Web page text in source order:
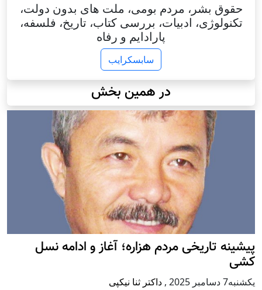
حقوق بشر، مردم بومی، ملت های بدون دولت،
تکنولوژی، ادبیات، بررسی کتاب، تاریخ، فلسفه،
پارادایم و رفاه
سابسکرایب
در همین بخش
پيشينه تاريخی مردم هزاره؛ آغاز و ادامه نسل
کشی
يكشنبه7 دسامبر 2025 , داکتر ثنا نیکپی